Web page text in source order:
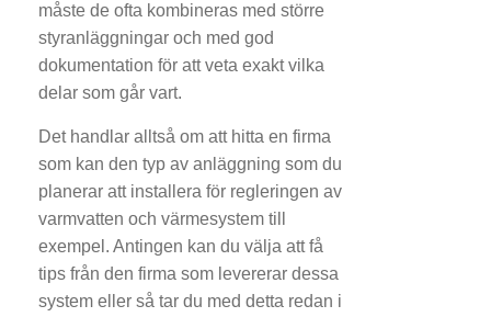
måste de ofta kombineras med större
styranläggningar och med god
dokumentation för att veta exakt vilka
delar som går vart.
Det handlar alltså om att hitta en firma
som kan den typ av anläggning som du
planerar att installera för regleringen av
varmvatten och värmesystem till
exempel. Antingen kan du välja att få
tips från den firma som levererar dessa
system eller så tar du med detta redan i